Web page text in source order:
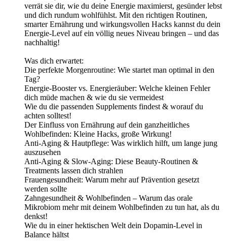
verrät sie dir, wie du deine Energie maximierst, gesünder lebst
und dich rundum wohlfühlst. Mit den richtigen Routinen,
smarter Ernährung und wirkungsvollen Hacks kannst du dein
Energie-Level auf ein völlig neues Niveau bringen – und das
nachhaltig!
Was dich erwartet:
Die perfekte Morgenroutine: Wie startet man optimal in den
Tag?
Energie-Booster vs. Energieräuber: Welche kleinen Fehler
dich müde machen & wie du sie vermeidest
Wie du die passenden Supplements findest & worauf du
achten solltest!
Der Einfluss von Ernährung auf dein ganzheitliches
Wohlbefinden: Kleine Hacks, große Wirkung!
Anti-Aging & Hautpflege: Was wirklich hilft, um lange jung
auszusehen
Anti-Aging & Slow-Aging: Diese Beauty-Routinen &
Treatments lassen dich strahlen
Frauengesundheit: Warum mehr auf Prävention gesetzt
werden sollte
Zahngesundheit & Wohlbefinden – Warum das orale
Mikrobiom mehr mit deinem Wohlbefinden zu tun hat, als du
denkst!
Wie du in einer hektischen Welt dein Dopamin-Level in
Balance hältst